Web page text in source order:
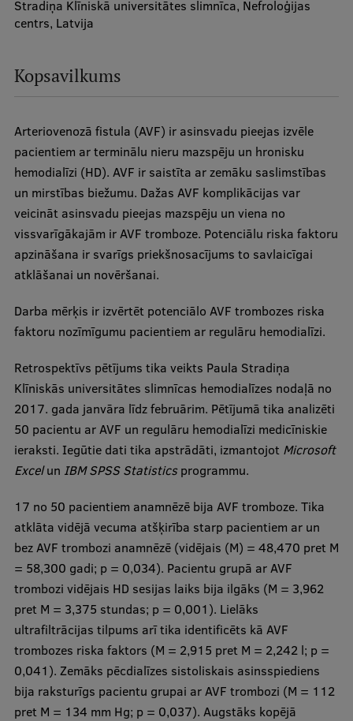
Study bases
Our people
Strategy
Structure
History
Visual Identity
Museums and exhibitions
Development and research projects
Rankings
Virtual tour
Study and environmental accessibility
Sustainable Development Goals
Performance Data 2025
Souvenirs and books
Lifelong Learning
Ethics and Equity Training
Open University
Stradiņa Klīniskā universitātes slimnīca, Nefroloģijas
centrs, Latvija
Kopsavilkums
Arteriovenozā fistula (AVF) ir asinsvadu pieejas izvēle
pacientiem ar terminālu nieru mazspēju un hronisku
hemodialīzi (HD). AVF ir saistīta ar zemāku saslimstības
un mirstības biežumu. Dažas AVF komplikācijas var
veicināt asinsvadu pieejas mazspēju un viena no
vissvarīgākajām ir AVF tromboze. Potenciālu riska faktoru
apzināšana ir svarīgs priekšnosacījums to savlaicīgai
atklāšanai un novēršanai.
Darba mērķis ir izvērtēt potenciālo AVF trombozes riska
faktoru nozīmīgumu pacientiem ar regulāru hemodialīzi.
Retrospektīvs pētījums tika veikts Paula Stradiņa
Klīniskās universitātes slimnīcas hemodialīzes nodaļā no
2017. gada janvāra līdz februārim. Pētījumā tika analizēti
50 pacientu ar AVF un regulāru hemodialīzi medicīniskie
ieraksti. Iegūtie dati tika apstrādāti, izmantojot Microsoft
Excelun IBM SPSS Statisticsprogrammu.
17 no 50 pacientiem anamnēzē bija AVF tromboze. Tika
atklāta vidējā vecuma atšķirība starp pacientiem ar un
bez AVF trombozi anamnēzē (vidējais (M) = 48,470 pret M
= 58,300 gadi; p = 0,034). Pacientu grupā ar AVF
trombozi vidējais HD sesijas laiks bija ilgāks (M = 3,962
pret M = 3,375 stundas; p = 0,001). Lielāks
ultrafiltrācijas tilpums arī tika identificēts kā AVF
trombozes riska faktors (M = 2,915 pret M = 2,242 l; p =
0,041). Zemāks pēcdialīzes sistoliskais asinsspiediens
bija raksturīgs pacientu grupai ar AVF trombozi (M = 112
pret M = 134 mm Hg; p = 0,037). Augstāks kopējā